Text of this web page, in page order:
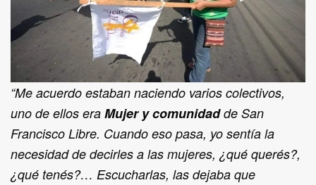
“Me acuerdo estaban naciendo varios colectivos,
uno de ellos eraMujer y comunidadde San
Francisco Libre. Cuando eso pasa, yo sentía la
necesidad de decirles a las mujeres, ¿qué querés?,
¿qué tenés?… Escucharlas, las dejaba que